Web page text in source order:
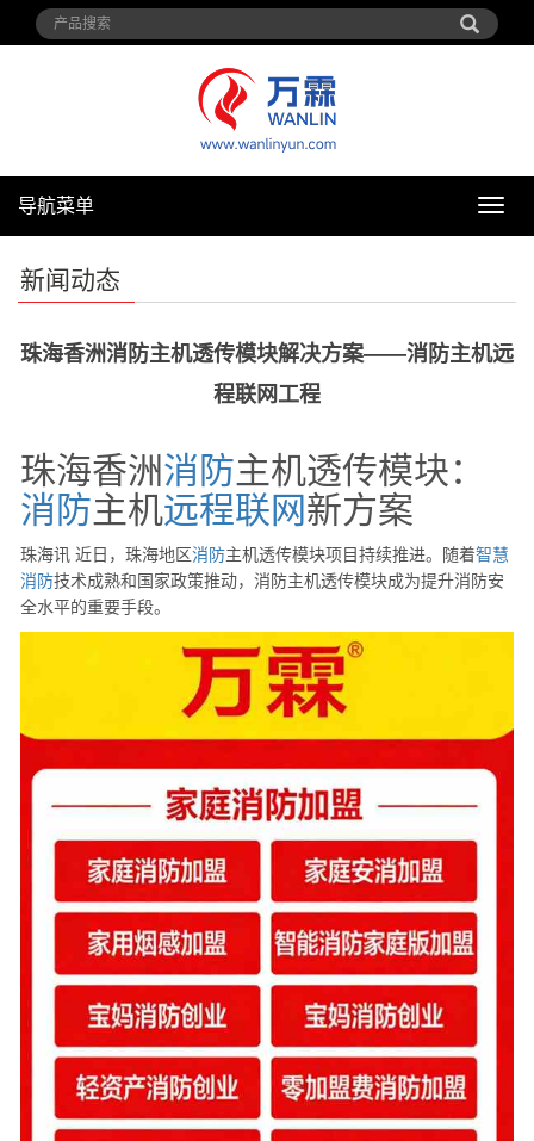
导
导航菜单
新闻动态
珠海香洲消防主机透传模块解决方案——消防主机远
程联网工程
珠海香洲消防主机透传模块：
消防主机远程联网新方案
珠海讯 近日，珠海地区消防主机透传模块项目持续推进。随着智慧
消防技术成熟和国家政策推动，消防主机透传模块成为提升消防安
全水平的重要手段。